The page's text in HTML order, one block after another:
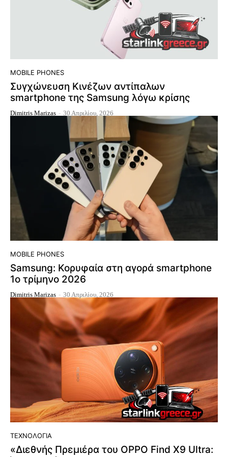
MOBILE PHONES
Συγχώνευση Κινέζων αντίπαλων
smartphone της Samsung λόγω κρίσης
Dimitris Marizas - 30 Απριλίου, 2026
MOBILE PHONES
Samsung: Κορυφαία στη αγορά smartphone
1ο τρίμηνο 2026
Dimitris Marizas - 30 Απριλίου, 2026
ΤΕΧΝΟΛΟΓΊΑ
«Διεθνής Πρεμιέρα του OPPO Find X9 Ultra: